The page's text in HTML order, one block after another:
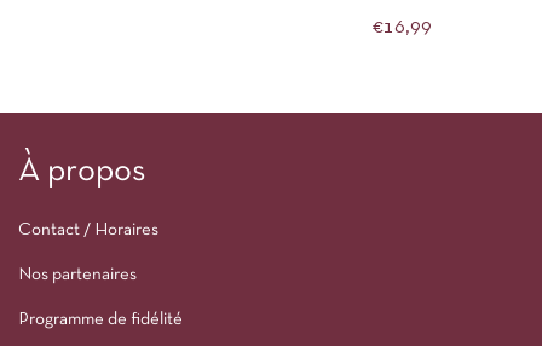
€16,99
À propos
Contact / Horaires
Nos partenaires
Programme de fidélité